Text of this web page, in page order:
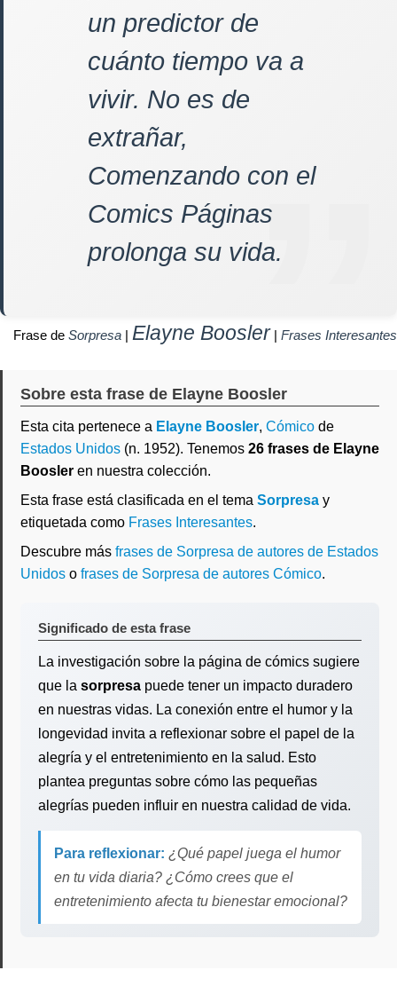
un predictor de
cuánto tiempo va a
vivir. No es de
extrañar,
Comenzando con el
Comics Páginas
prolonga su vida.
Frase de Sorpresa | Elayne Boosler| Frases Interesantes
Sobre esta frase de Elayne Boosler
Esta cita pertenece a Elayne Boosler, Cómico de
Estados Unidos (n. 1952). Tenemos 26 frases de Elayne
Boosler en nuestra colección.
Esta frase está clasificada en el tema Sorpresa y
etiquetada como Frases Interesantes.
Descubre más frases de Sorpresa de autores de Estados
Unidos o frases de Sorpresa de autores Cómico.
Significado de esta frase
La investigación sobre la página de cómics sugiere
que la sorpresa puede tener un impacto duradero
en nuestras vidas. La conexión entre el humor y la
longevidad invita a reflexionar sobre el papel de la
alegría y el entretenimiento en la salud. Esto
plantea preguntas sobre cómo las pequeñas
alegrías pueden influir en nuestra calidad de vida.
Para reflexionar: ¿Qué papel juega el humor
en tu vida diaria? ¿Cómo crees que el
entretenimiento afecta tu bienestar emocional?